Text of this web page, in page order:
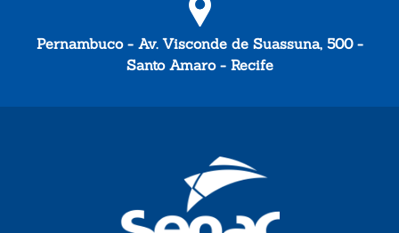
Pernambuco - Av. Visconde de Suassuna, 500 -
Santo Amaro - Recife